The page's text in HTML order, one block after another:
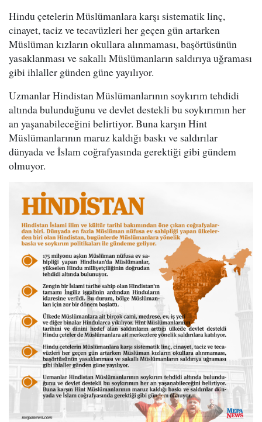
Hindu çetelerin Müslümanlara karşı sistematik linç,
cinayet, taciz ve tecavüzleri her geçen gün artarken
Müslüman kızların okullara alınmaması, başörtüsünün
yasaklanması ve sakallı Müslümanların saldırıya uğraması
gibi ihlaller günden güne yayılıyor.
Uzmanlar Hindistan Müslümanlarının soykırım tehdidi
altında bulunduğunu ve devlet destekli bu soykırımın her
an yaşanabileceğini belirtiyor. Buna karşın Hint
Müslümanlarının maruz kaldığı baskı ve saldırılar
dünyada ve İslam coğrafyasında gerektiği gibi gündem
olmuyor.